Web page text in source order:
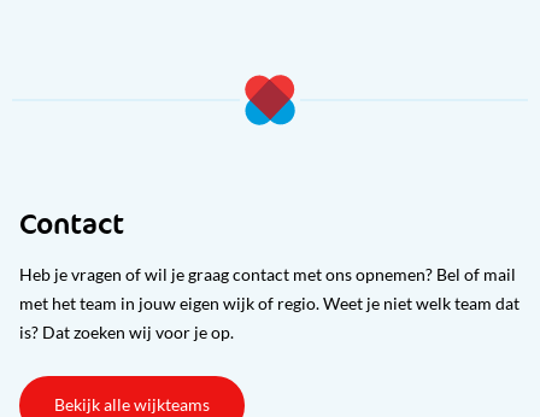
Contact
Heb je vragen of wil je graag contact met ons opnemen? Bel of mail
met het team in jouw eigen wijk of regio. Weet je niet welk team dat
is? Dat zoeken wij voor je op.
Bekijk alle wijkteams